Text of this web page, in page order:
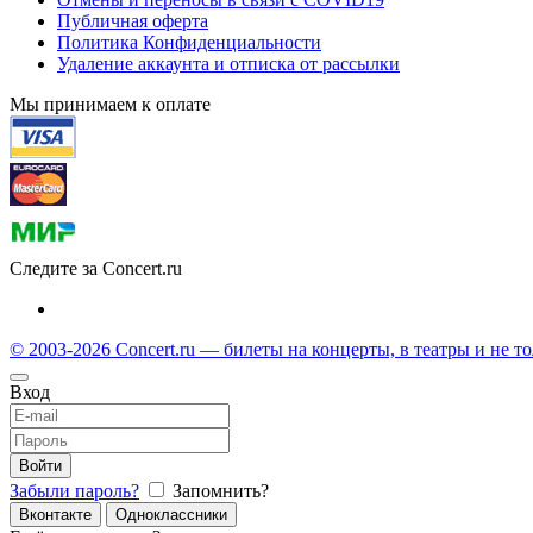
Публичная оферта
Политика Конфиденциальности
Удаление аккаунта и отписка от рассылки
Мы принимаем к оплате
Следите за Concert.ru
© 2003-2026 Concert.ru — билеты на концерты, в театры и не
Вход
Войти
Забыли пароль? Запомнить?
Вконтакте Одноклассники